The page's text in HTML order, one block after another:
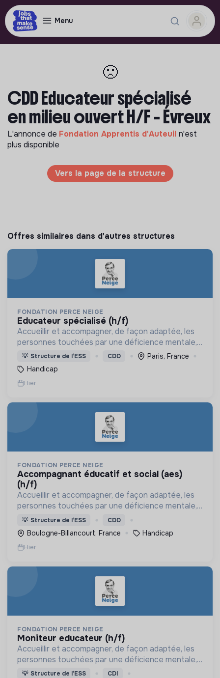
Menu
🙁
CDD Educateur spécialisé
en milieu ouvert H/F - Évreux
L'annonce de Fondation Apprentis d'Auteuil n'est
plus disponible
Vers la page de la structure
Offres similaires dans d'autres structures
FONDATION PERCE NEIGE
educateur spécialisé (h/f)
Accueillir et accompagner, de façon adaptée, les
personnes touchées par une déficience mentale,
un handicap physique ou psychique
💡 Structure de l’ESS CDD
Paris, France
Handicap
Hier
FONDATION PERCE NEIGE
accompagnant éducatif et social (aes)
(h/f)
Accueillir et accompagner, de façon adaptée, les
personnes touchées par une déficience mentale,
un handicap physique ou psychique
💡 Structure de l’ESS CDD
Boulogne-Billancourt, France Handicap
Hier
FONDATION PERCE NEIGE
moniteur educateur (h/f)
Accueillir et accompagner, de façon adaptée, les
personnes touchées par une déficience mentale,
un handicap physique ou psychique
💡 Structure de l’ESS CDI